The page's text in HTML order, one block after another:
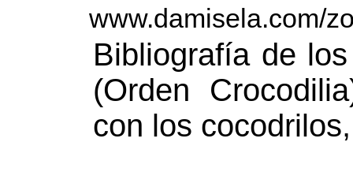
www.damisela.com/
Bibliografía de
(Orden
con los